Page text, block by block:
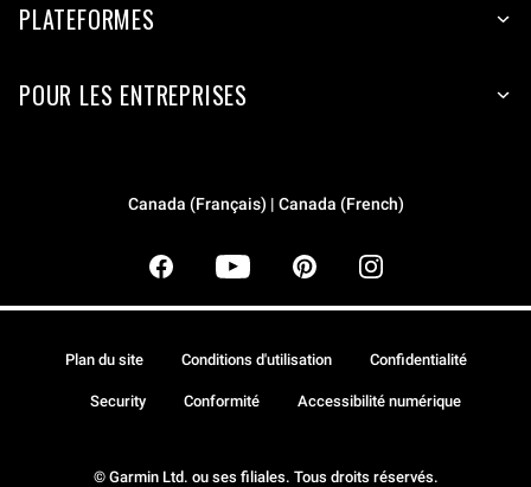
PLATEFORMES
POUR LES ENTREPRISES
Canada (Français) | Canada (French)
© Garmin Ltd. ou ses filiales. Tous droits réservés.
Plan du site Conditions d'utilisation Confidentialité
Security Conformité Accessibilité numérique